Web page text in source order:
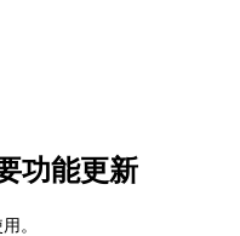
功能更新
。